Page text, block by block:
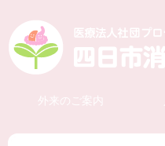
外来のご案内